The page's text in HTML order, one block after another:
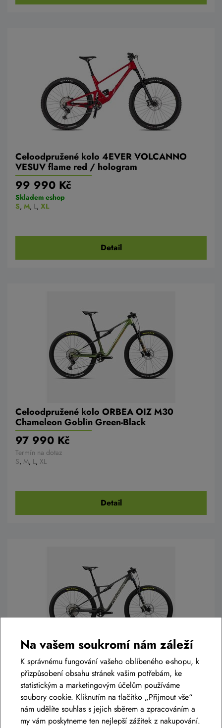
Celoodpružené kolo 4EVER VOLCANNO
VESUV flame red / hologram
99 990 Kč
Skladem eshop
S, M, L, XL
Detail
Celoodpružené kolo ORBEA OIZ M30
Chameleon Goblin Green-Black
97 990 Kč
Termín na dotaz
S, M, L, XL
Detail
Celoodpružené kolo ORBEA OIZ M30
Powder Black - Black
97 990 Kč
Termín na dotaz
,
Na vašem soukromí nám záleží
K správnému fungování vašeho oblíbeného e-shopu, k
přizpůsobení obsahu stránek vašim potřebám, ke
statistickým a marketingovým účelům používáme
soubory cookie. Kliknutím na tlačítko „Přijmout vše“
nám udělíte souhlas s jejich sběrem a zpracováním a
my vám poskytneme ten nejlepší zážitek z nakupování.